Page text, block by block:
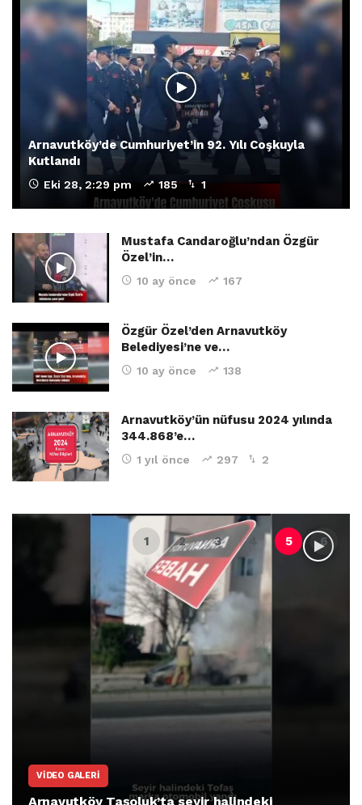
Arnavutköy’de Cumhuriyet’in 92. Yılı Coşkuyla
Kutlandı
Eki 28, 2:29 pm 185 1
Mustafa Candaroğlu’ndan Özgür
Özel’in…
10 ay önce 167
Özgür Özel’den Arnavutköy
Belediyesi’ne ve…
10 ay önce 138
Arnavutköy’ün nüfusu 2024 yılında
344.868’e…
1 yıl önce 297 2
ARNAVUTKÖY
Arnavutköy İmrahor Mahallesi sakinleri